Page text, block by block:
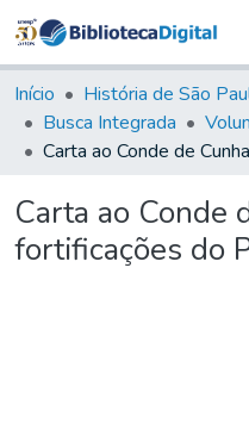
&
Início História de São
Busca Integrada
Carta ao Conde
fortificações do